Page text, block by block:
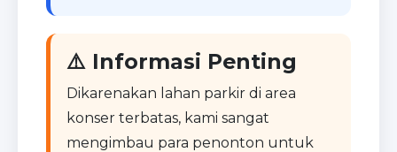
⚠️ Informasi Penting
Dikarenakan lahan parkir di area
konser terbatas, kami sangat
mengimbau para penonton untuk